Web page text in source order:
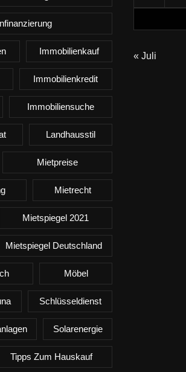
Immobilienkauf
Immobilienkredit
Immobiliensuche
Landhausstil
Mietpreise
Mietrecht
Mietspiegel 2021
Mietspiegel Deutschland
Möbel
Schlüsseldienst
Solarenergie
Tipps Zum Hauskauf
« Juli